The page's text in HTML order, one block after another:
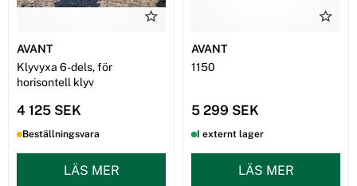
AVANT
Klyvyxa 6-dels, för
horisontell klyv
4 125 SEK
Beställningsvara
LÄS MER
AVANT
1150
5 299 SEK
I externt lager
LÄS MER